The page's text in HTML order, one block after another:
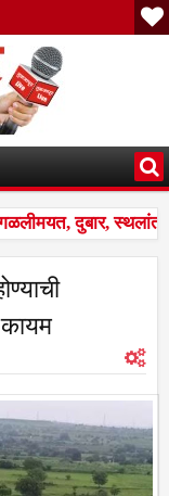
दुबार,
सुधारित
दुबार,